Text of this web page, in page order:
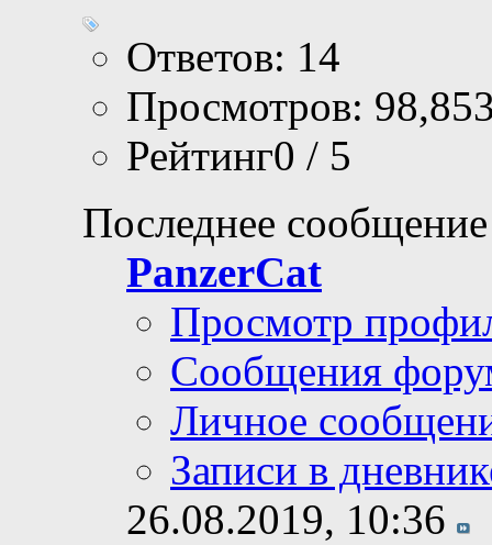
Ответов: 14
Просмотров:
Рейтинг0 / 5
Последнее
PanzerCat
Просмотр
Сообщения
Личное
Записи в
26.08.2019, 10:36